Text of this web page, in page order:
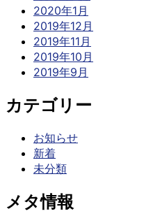
2020年1月
2019年12月
2019年11月
2019年10月
2019年9月
カテゴリー
お知らせ
新着
未分類
メタ情報